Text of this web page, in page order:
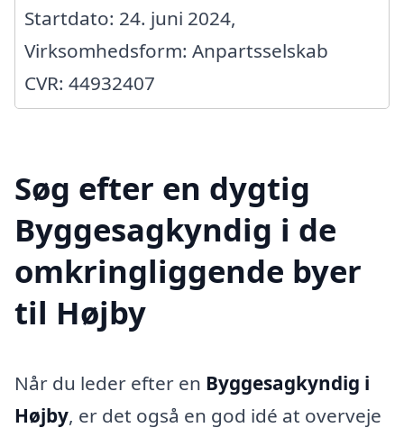
Startdato: 24. juni 2024,
Virksomhedsform: Anpartsselskab
CVR: 44932407
Søg efter en dygtig
Byggesagkyndig i de
omkringliggende byer
til Højby
Når du leder efter en Byggesagkyndig i
Højby, er det også en god idé at overveje